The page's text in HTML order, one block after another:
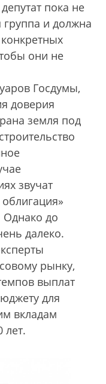
пока не
группа и должна
они не
Госдумы,
доверия
земля под
звучат
Однако до
далеко.
рынку,
выплат
для
вкладам
лет.